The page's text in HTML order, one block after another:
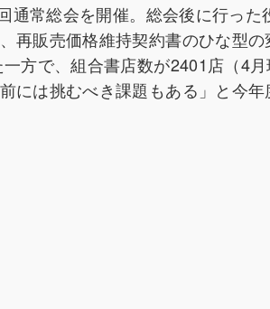
通常総会を開催。総会後に行っ
再販売価格維持契約書のひな型
方で、組合書店数が2401店（4
は挑むべき課題もある」と今年